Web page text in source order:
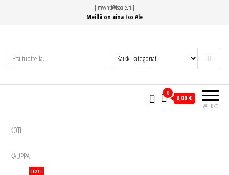
| myynti@isoale.fi |
Meillä on aina Iso Ale
VALIKKO
0
0,00 €
KOTI
KAUPPA
HOT!